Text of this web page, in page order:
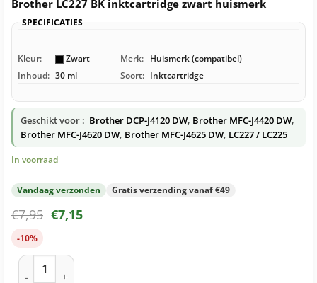
Brother LC227 BK inktcartridge zwart huismerk
SPECIFICATIES
Kleur: Zwart Merk: Huismerk (compatibel)
Inhoud: 30 ml Soort: Inktcartridge
Geschikt voor : Brother DCP-J4120 DW, Brother MFC-J4420 DW,
Brother MFC-J4620 DW, Brother MFC-J4625 DW, LC227 / LC225
In voorraad
Vandaag verzonden Gratis verzending vanaf €49
€7,95 €7,15
-10%
Brother LC227 BK inktcartridge zwart huismerk aantal